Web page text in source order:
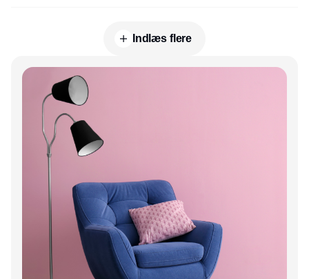
Indlæs flere